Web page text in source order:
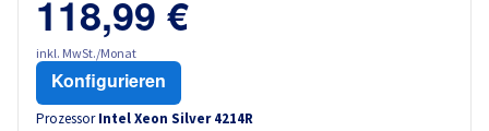
118,99 €
inkl. MwSt./Monat
Konfigurieren
Prozessor Intel Xeon Silver 4214R